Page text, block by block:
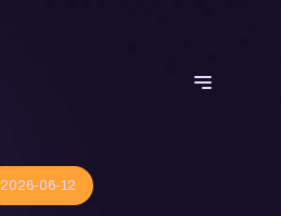
2026-06-12